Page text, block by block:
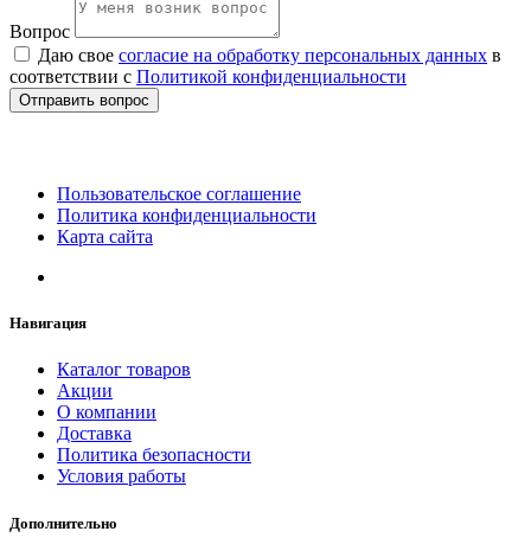
Вопрос
Даю свое согласие на обработку персональных данных в
соответствии с Политикой конфиденциальности
Отправить вопрос
Пользовательское соглашение
Политика конфиденциальности
Карта сайта
Навигация
Каталог товаров
Акции
О компании
Доставка
Политика безопасности
Условия работы
Дополнительно